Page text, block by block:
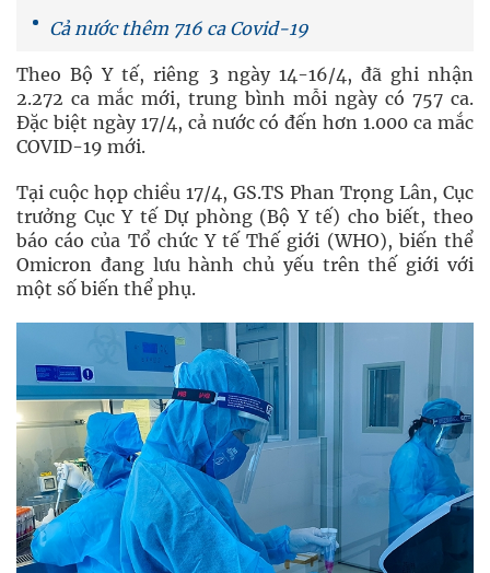
Cả nước thêm 716 ca Covid-19
Theo Bộ Y tế, riêng 3 ngày 14-16/4, đã ghi nhận
2.272 ca mắc mới, trung bình mỗi ngày có 757 ca.
Đặc biệt ngày 17/4, cả nước có đến hơn 1.000 ca mắc
COVID-19 mới.
Tại cuộc họp chiều 17/4, GS.TS Phan Trọng Lân, Cục
trưởng Cục Y tế Dự phòng (Bộ Y tế) cho biết, theo
báo cáo của Tổ chức Y tế Thế giới (WHO), biến thể
Omicron đang lưu hành chủ yếu trên thế giới với
một số biến thể phụ.